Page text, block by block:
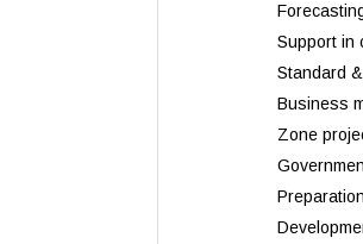
Support in
Standard
Business
Zone